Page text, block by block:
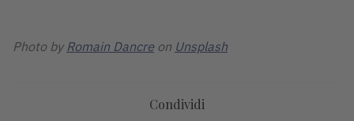
Photo by Romain Dancre on Unsplash
Condividi